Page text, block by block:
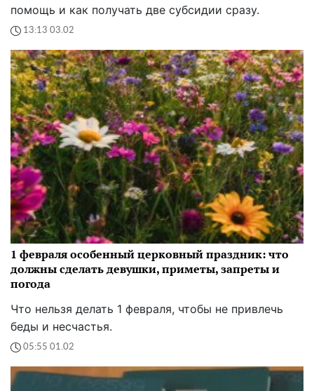
помощь и как получать две субсидии сразу.
13:13 03.02
1 февраля особенный церковный праздник: что
должны сделать девушки, приметы, запреты и
погода
Что нельзя делать 1 февраля, чтобы не привлечь
беды и несчастья.
05:55 01.02